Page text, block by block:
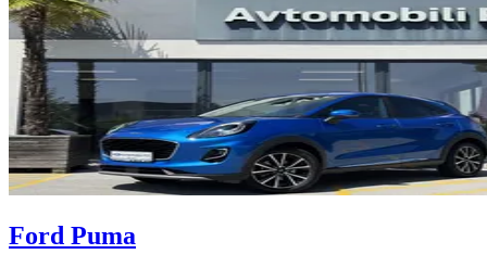
Ford Puma